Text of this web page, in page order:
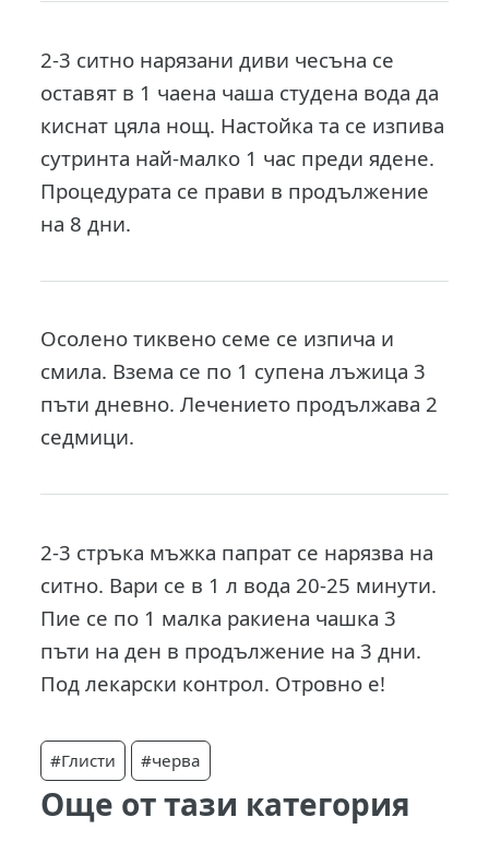
2-3 ситно нарязани диви чесъна се
оставят в 1 чаена чаша студена вода да
киснат цяла нощ. Настойка та се изпива
сутринта най-малко 1 час преди ядене.
Процедурата се прави в продължение
на 8 дни.
Осолено тиквено семе се изпича и
смила. Взема се по 1 супена лъжица 3
пъти дневно. Лечението продължава 2
седмици.
2-3 стръка мъжка папрат се нарязва на
ситно. Вари се в 1 л вода 20-25 минути.
Пие се по 1 малка ракиена чашка 3
пъти на ден в продължение на 3 дни.
Под лекарски контрол. Отровно е!
#Глисти #черва
Още от тази категория